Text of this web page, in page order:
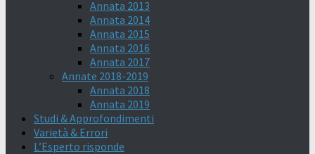
Annata 2013
Annata 2014
Annata 2015
Annata 2016
Annata 2017
Annate 2018-2019
Annata 2018
Annata 2019
Studi & Approfondimenti
Varietà & Errori
L’Esperto risponde